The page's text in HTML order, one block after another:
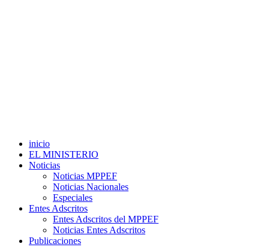
inicio
EL MINISTERIO
Noticias
Noticias MPPEF
Noticias Nacionales
Especiales
Entes Adscritos
Entes Adscritos del MPPEF
Noticias Entes Adscritos
Publicaciones